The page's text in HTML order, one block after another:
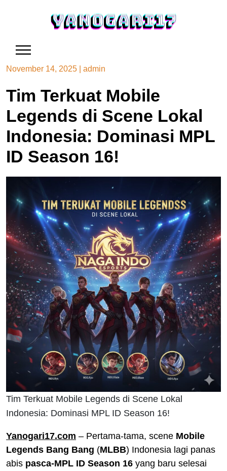
November 14, 2025 admin
Tim Terkuat Mobile
Legends di Scene Lokal
Indonesia: Dominasi MPL
ID Season 16!
Tim Terkuat Mobile Legends di Scene Lokal
Indonesia: Dominasi MPL ID Season 16!
Yanogari17.com – Pertama-tama, scene Mobile
Legends Bang Bang (MLBB) Indonesia lagi panas
abis pasca-MPL ID Season 16 yang baru selesai